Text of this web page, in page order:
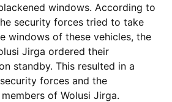
windows. According to
security forces tried to take
windows of these vehicles, the
Jirga ordered their
standby. This resulted in a
forces and the
of Wolusi Jirga.